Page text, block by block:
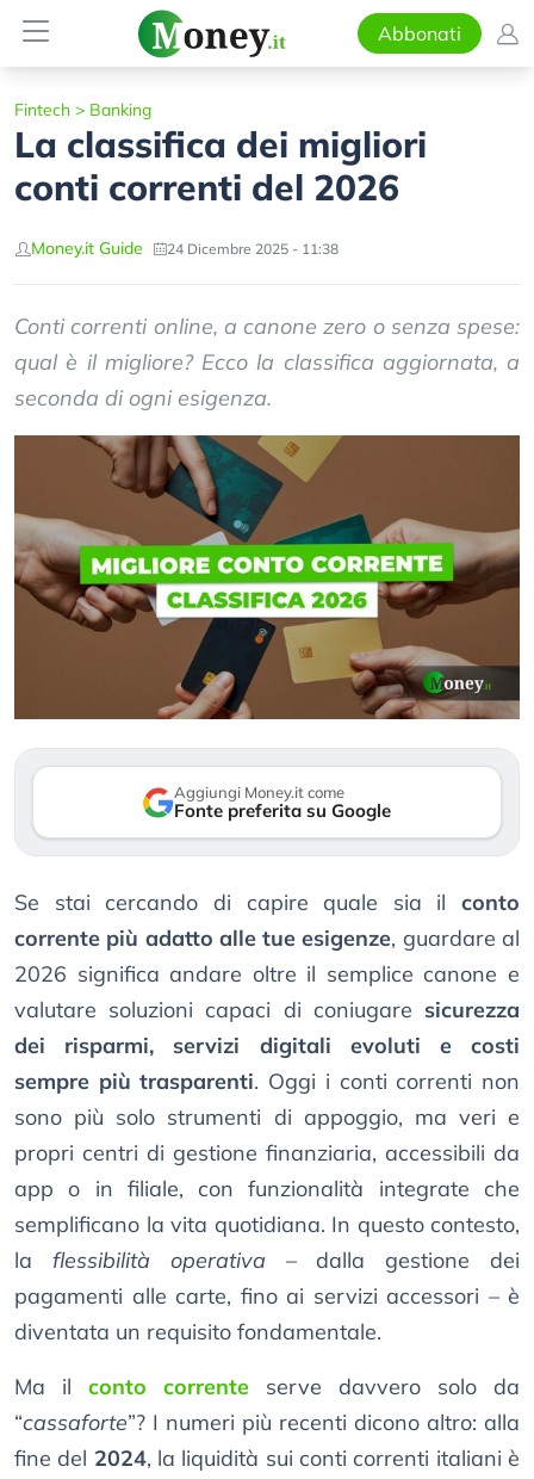
Abbonati
Fintech > Banking
La classifica dei migliori
conti correnti del 2026
Money.it Guide 24 Dicembre 2025 - 11:38
Conti correnti online, a canone zero o senza spese:
qual è il migliore? Ecco la classifica aggiornata, a
seconda di ogni esigenza.
Aggiungi Money.it come
Fonte preferita su Google
Se stai cercando di capire quale sia il conto
corrente più adatto alle tue esigenze, guardare al
2026 significa andare oltre il semplice canone e
valutare soluzioni capaci di coniugare sicurezza
dei risparmi, servizi digitali evoluti e costi
sempre più trasparenti. Oggi i conti correnti non
sono più solo strumenti di appoggio, ma veri e
propri centri di gestione finanziaria, accessibili da
app o in filiale, con funzionalità integrate che
semplificano la vita quotidiana. In questo contesto,
la flessibilità operativa – dalla gestione dei
pagamenti alle carte, fino ai servizi accessori – è
diventata un requisito fondamentale.
Ma il conto corrente serve davvero solo da
“cassaforte”? I numeri più recenti dicono altro: alla
fine del 2024, la liquidità sui conti correnti italiani è